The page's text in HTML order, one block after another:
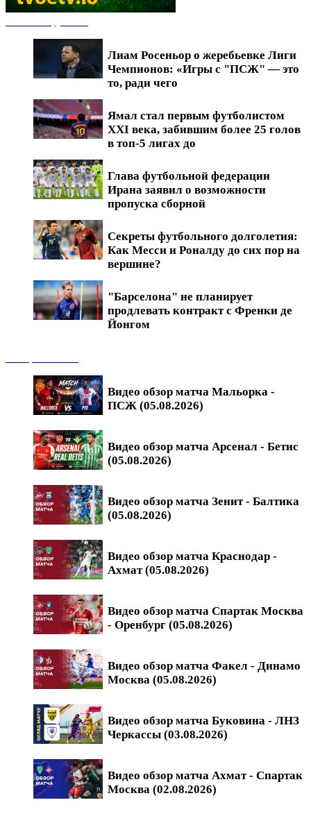
Лиам Росеньор о жеребьевке Лиги
Чемпионов: «Игры с "ПСЖ" — это
то, ради чего
Ямал стал первым футболистом
XXI века, забившим более 25 голов
в топ-5 лигах до
Глава футбольной федерации
Ирана заявил о возможности
пропуска сборной
Секреты футбольного долголетия:
Как Месси и Роналду до сих пор на
вершине?
"Барселона" не планирует
продлевать контракт с Френки де
Йонгом
Видео обзор матча Мальорка -
ПСЖ (05.08.2026)
Видео обзор матча Арсенал - Бетис
(05.08.2026)
Видео обзор матча Зенит - Балтика
(05.08.2026)
Видео обзор матча Краснодар -
Ахмат (05.08.2026)
Видео обзор матча Спартак Москва
- Оренбург (05.08.2026)
Видео обзор матча Факел - Динамо
Москва (05.08.2026)
Видео обзор матча Буковина - ЛНЗ
Черкассы (03.08.2026)
Видео обзор матча Ахмат - Спартак
Москва (02.08.2026)